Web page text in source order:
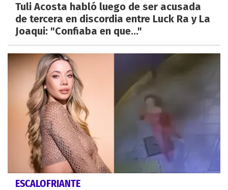
Tuli Acosta habló luego de ser acusada
de tercera en discordia entre Luck Ra y La
Joaqui: "Confiaba en que..."
ESCALOFRIANTE